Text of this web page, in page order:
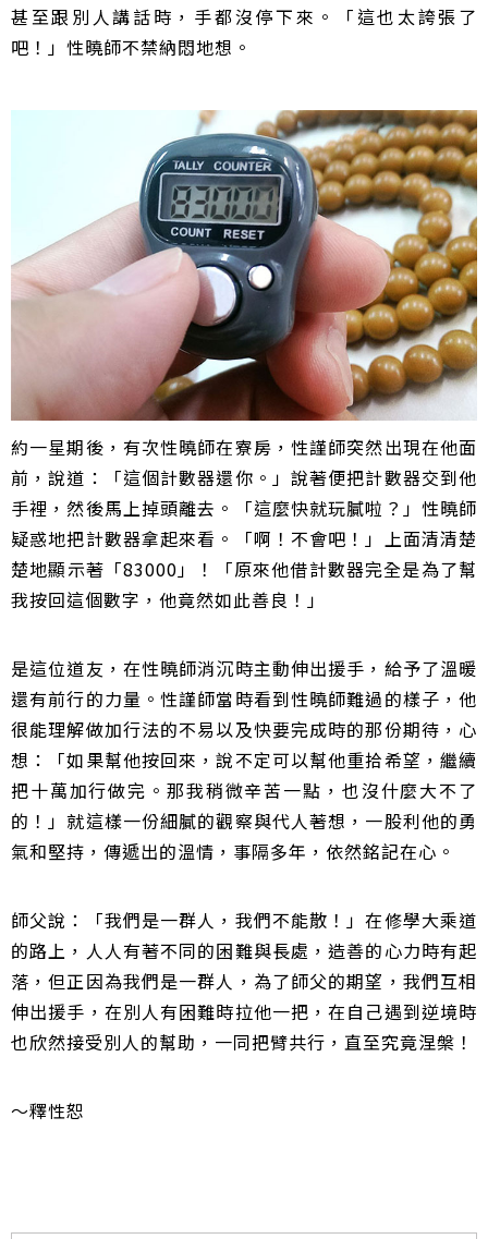
甚至跟別人講話時，手都沒停下來。「這也太誇張了
吧！」性曉師不禁納悶地想。
約一星期後，有次性曉師在寮房，性謹師突然出現在他面
前，說道：「這個計數器還你。」說著便把計數器交到他
手裡，然後馬上掉頭離去。「這麼快就玩膩啦？」性曉師
疑惑地把計數器拿起來看。「啊！不會吧！」上面清清楚
楚地顯示著「83000」！「原來他借計數器完全是為了幫
我按回這個數字，他竟然如此善良！」
是這位道友，在性曉師消沉時主動伸出援手，給予了溫暖
還有前行的力量。性謹師當時看到性曉師難過的樣子，他
很能理解做加行法的不易以及快要完成時的那份期待，心
想：「如果幫他按回來，說不定可以幫他重拾希望，繼續
把十萬加行做完。那我稍微辛苦一點，也沒什麼大不了
的！」就這樣一份細膩的觀察與代人著想，一股利他的勇
氣和堅持，傳遞出的溫情，事隔多年，依然銘記在心。
師父說：「我們是一群人，我們不能散！」在修學大乘道
的路上，人人有著不同的困難與長處，造善的心力時有起
落，但正因為我們是一群人，為了師父的期望，我們互相
伸出援手，在別人有困難時拉他一把，在自己遇到逆境時
也欣然接受別人的幫助，一同把臂共行，直至究竟涅槃！
～釋性恕